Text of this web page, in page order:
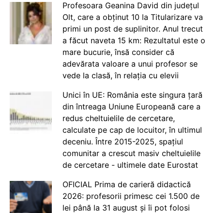
Profesoara Geanina David din județul
Olt, care a obținut 10 la Titularizare va
primi un post de suplinitor. Anul trecut
a făcut naveta 15 km: Rezultatul este o
mare bucurie, însă consider că
adevărata valoare a unui profesor se
vede la clasă, în relația cu elevii
Unici în UE: România este singura țară
din întreaga Uniune Europeană care a
redus cheltuielile de cercetare,
calculate pe cap de locuitor, în ultimul
deceniu. Între 2015-2025, spațiul
comunitar a crescut masiv cheltuielile
de cercetare - ultimele date Eurostat
OFICIAL Prima de carieră didactică
2026: profesorii primesc cei 1.500 de
lei până la 31 august și îi pot folosi